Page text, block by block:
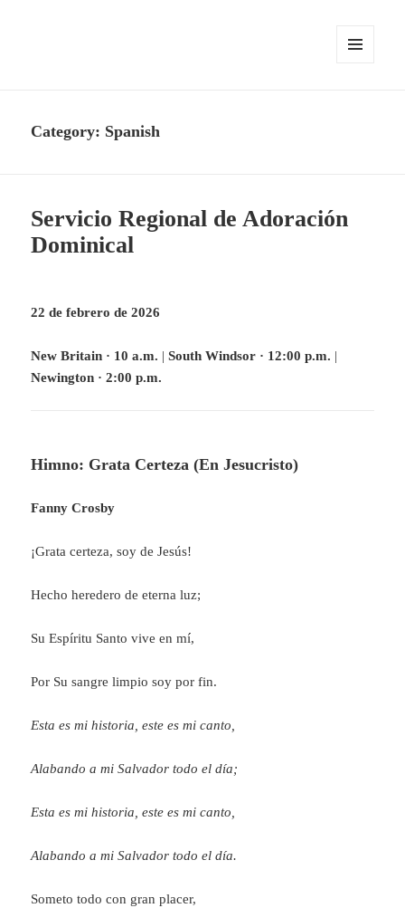
Category: Spanish
Servicio Regional de Adoración
Dominical
22 de febrero de 2026
New Britain · 10 a.m. |South Windsor · 12:00 p.m. |
Newington · 2:00 p.m.
Himno: Grata Certeza (En Jesucristo)
Fanny Crosby
¡Grata certeza, soy de Jesús!
Hecho heredero de eterna luz;
Su Espíritu Santo vive en mí,
Por Su sangre limpio soy por fin.
Esta es mi historia, este es mi canto,
Alabando a mi Salvador todo el día;
Esta es mi historia, este es mi canto,
Alabando a mi Salvador todo el día.
Someto todo con gran placer,